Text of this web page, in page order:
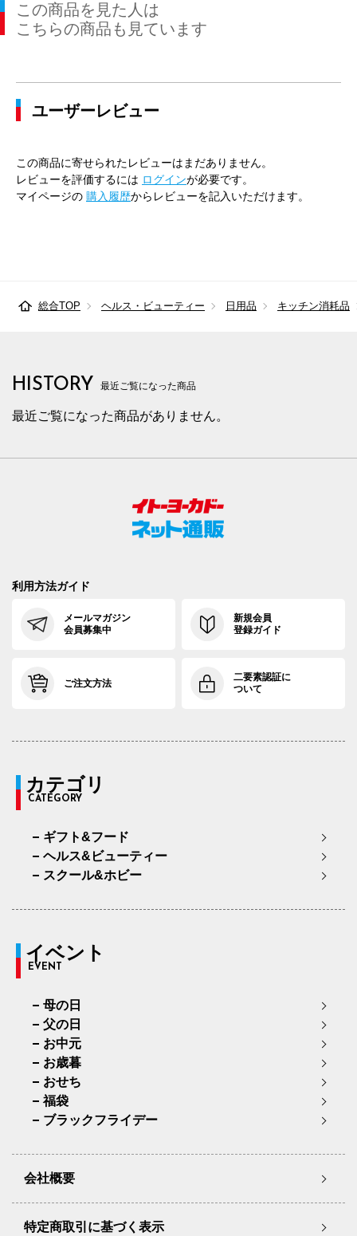
この商品を見た人は
こちらの商品も見ています
ユーザーレビュー
この商品に寄せられたレビューはまだありません。
レビューを評価するには ログインが必要です。
マイページの 購入履歴からレビューを記入いただけます。
総合TOP ヘルス・ビューティー 日用品 キッチン消耗品
HISTORY 最近ご覧になった商品
最近ご覧になった商品がありません。
利用方法ガイド
メールマガジン
会員募集中
新規会員
登録ガイド
ご注文方法
二要素認証に
ついて
カテゴリ
CATEGORY
ギフト&フード
ヘルス&ビューティー
スクール&ホビー
イベント
EVENT
母の日
父の日
お中元
お歳暮
おせち
福袋
ブラックフライデー
会社概要
特定商取引に基づく表示